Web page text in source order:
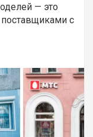
— это
с